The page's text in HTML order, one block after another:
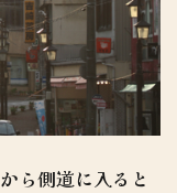
ら側道に入ると